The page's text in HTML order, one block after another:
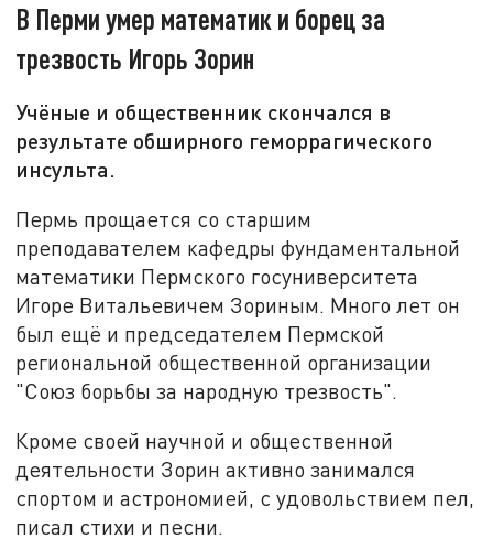
В Перми умер математик и борец за
трезвость Игорь Зорин
Учёные и общественник скончался в
результате обширного геморрагического
инсульта.
Пермь прощается со старшим
преподавателем кафедры фундаментальной
математики Пермского госуниверситета
Игоре Витальевичем Зориным. Много лет он
был ещё и председателем Пермской
региональной общественной организации
"Союз борьбы за народную трезвость".
Кроме своей научной и общественной
деятельности Зорин активно занимался
спортом и астрономией, с удовольствием пел,
писал стихи и песни.